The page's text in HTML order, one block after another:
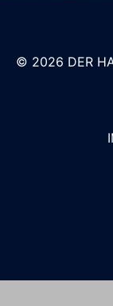
© 2026 DER